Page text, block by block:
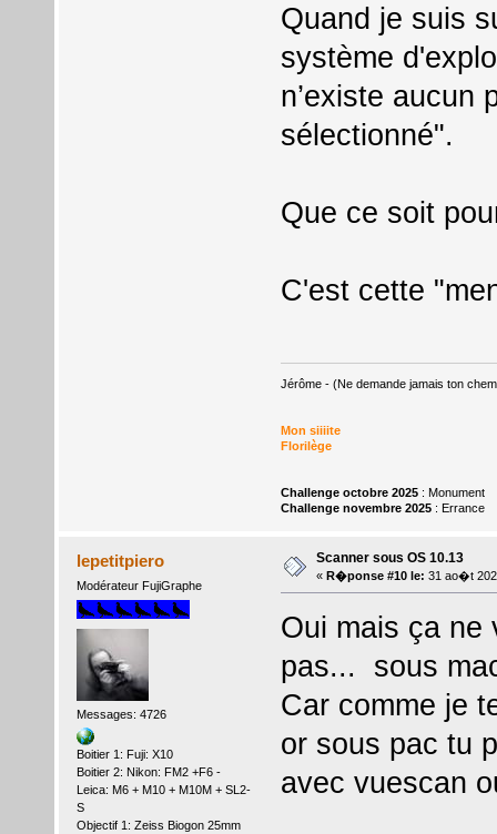
Quand je suis
système
n’existe aucun
sélectionné".
Que ce soit
C'est cette
Jérôme - (Ne demande jamais ton
Mon siiiite
Florilège
Challenge octobre 2025: Monument
Challenge novembre 2025: Errance
lepetitpiero
Modérateur FujiGraphe
Messages: 4726
Boitier 1: Fuji: X10
Boitier 2: Nikon: FM2 +F6 -
Leica: M6 + M10 + M10M + SL2-
S
Objectif 1: Zeiss Biogon 25mm
Scanner sous OS 10.13
« R�ponse #10 le: 31 ao�t
Oui mais ça ne
pas... sous
Car comme je
or sous pac tu
avec vuescan